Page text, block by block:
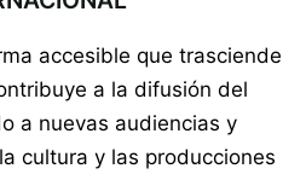
accesible que trasciende
a la difusión del
a nuevas audiencias y
cultura y las producciones